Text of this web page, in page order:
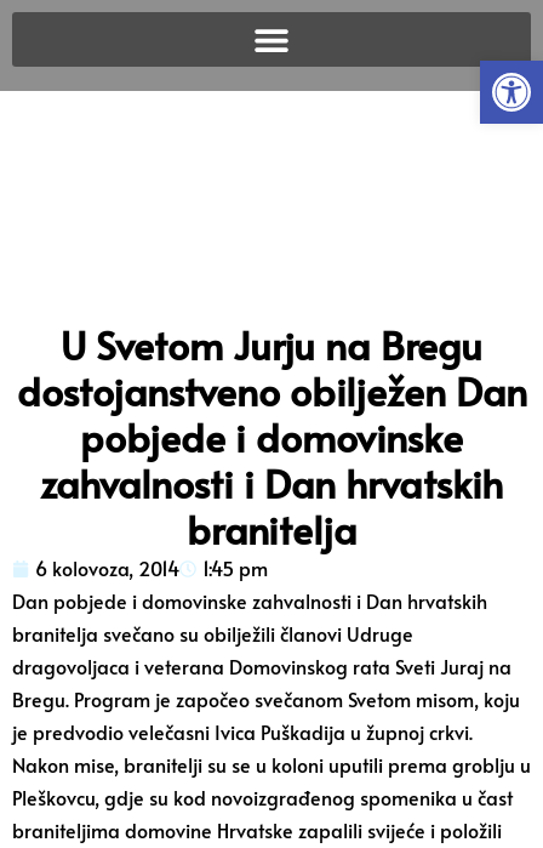
U Svetom Jurju na Bregu
dostojanstveno obilježen Dan
pobjede i domovinske
zahvalnosti i Dan hrvatskih
branitelja
6 kolovoza, 2014
1:45 pm
Dan pobjede i domovinske zahvalnosti i Dan hrvatskih
branitelja svečano su obilježili članovi Udruge
dragovoljaca i veterana Domovinskog rata Sveti Juraj na
Bregu. Program je započeo svečanom Svetom misom, koju
je predvodio velečasni Ivica Puškadija u župnoj crkvi.
Nakon mise, branitelji su se u koloni uputili prema groblju u
Pleškovcu, gdje su kod novoizgrađenog spomenika u čast
braniteljima domovine Hrvatske zapalili svijeće i položili